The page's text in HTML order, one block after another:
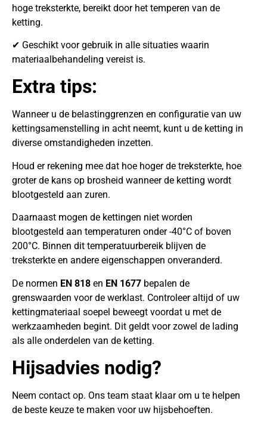
hoge treksterkte, bereikt door het temperen van de
ketting.
✔ Geschikt voor gebruik in alle situaties waarin
materiaalbehandeling vereist is.
Extra tips:
Wanneer u de belastinggrenzen en configuratie van uw
kettingsamenstelling in acht neemt, kunt u de ketting in
diverse omstandigheden inzetten.
Houd er rekening mee dat hoe hoger de treksterkte, hoe
groter de kans op brosheid wanneer de ketting wordt
blootgesteld aan zuren.
Daarnaast mogen de kettingen niet worden
blootgesteld aan temperaturen onder -40°C of boven
200°C. Binnen dit temperatuurbereik blijven de
treksterkte en andere eigenschappen onveranderd.
De normen EN 818 en EN 1677 bepalen de
grenswaarden voor de werklast. Controleer altijd of uw
kettingmateriaal soepel beweegt voordat u met de
werkzaamheden begint. Dit geldt voor zowel de lading
als alle onderdelen van de ketting.
Hijsadvies nodig?
Neem contact op. Ons team staat klaar om u te helpen
de beste keuze te maken voor uw hijsbehoeften.